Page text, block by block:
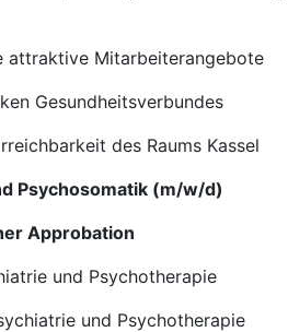
attraktive Mitarbeiterangebote
Gesundheitsverbundes
des Raums Kassel
Psychosomatik (m/w/d)
Approbation
und Psychotherapie
und Psychotherapie